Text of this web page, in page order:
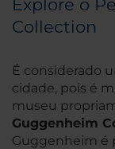
Explore o
Collection
É considerado
cidade, pois é
museu
Guggenheim
Guggenheim é